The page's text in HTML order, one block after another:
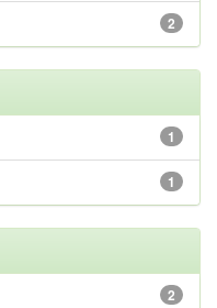
2
1
1
2